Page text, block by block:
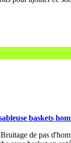
baskets
de pas